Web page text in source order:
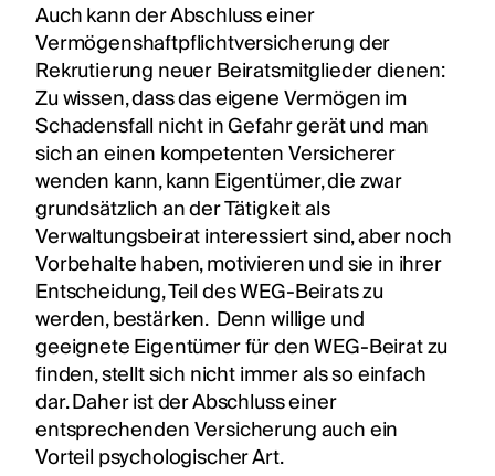
Auch kann der Abschluss einer
Vermögenshaftpflichtversicherung der
Rekrutierung neuer Beiratsmitglieder dienen:
Zu wissen, dass das eigene Vermögen im
Schadensfall nicht in Gefahr gerät und man
sich an einen kompetenten Versicherer
wenden kann, kann Eigentümer, die zwar
grundsätzlich an der Tätigkeit als
Verwaltungsbeirat interessiert sind, aber noch
Vorbehalte haben, motivieren und sie in ihrer
Entscheidung, Teil des WEG-Beirats zu
werden, bestärken. Denn willige und
geeignete Eigentümer für den WEG-Beirat zu
finden, stellt sich nicht immer als so einfach
dar. Daher ist der Abschluss einer
entsprechenden Versicherung auch ein
Vorteil psychologischer Art.